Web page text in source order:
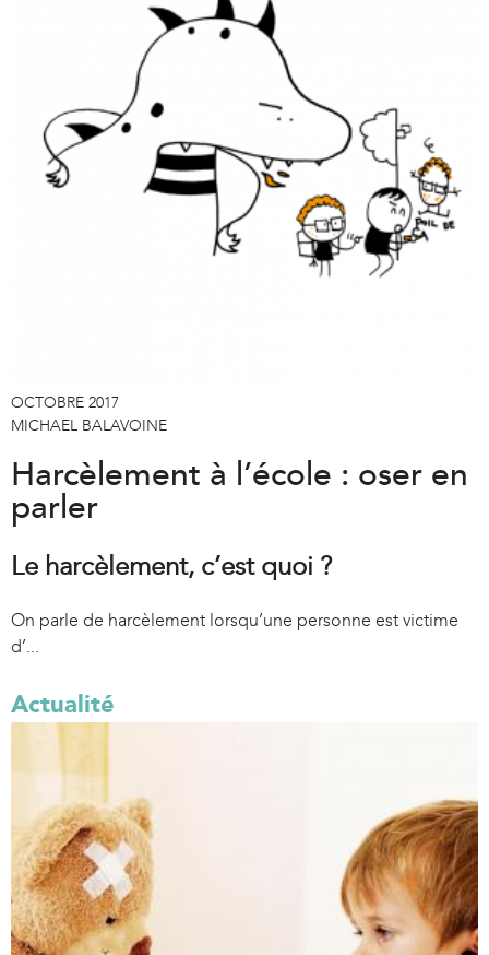
OCTOBRE 2017
MICHAEL BALAVOINE
Harcèlement à l’école : oser en
parler
Le harcèlement, c’est quoi ?
On parle de harcèlement lorsqu’une personne est victime
d’...
Actualité